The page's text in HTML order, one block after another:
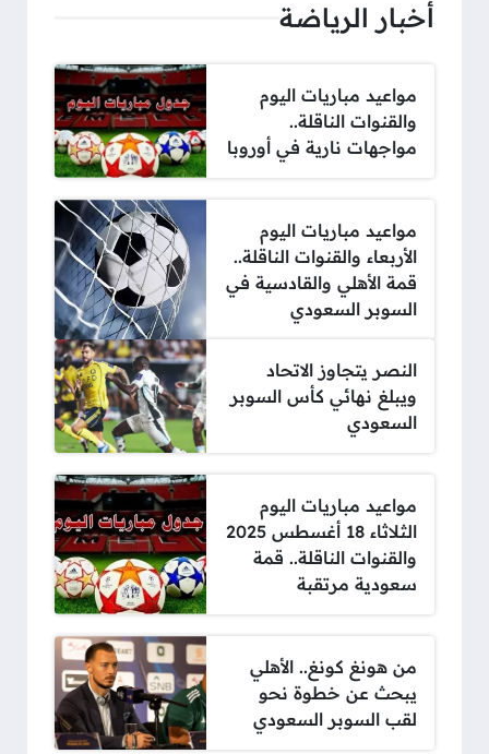
أخبار الرياضة
مواعيد مباريات اليوم
والقنوات الناقلة..
مواجهات نارية في أوروبا
مواعيد مباريات اليوم
الأربعاء والقنوات الناقلة..
قمة الأهلي والقادسية في
السوبر السعودي
النصر يتجاوز الاتحاد
ويبلغ نهائي كأس السوبر
السعودي
مواعيد مباريات اليوم
الثلاثاء 18 أغسطس 2025
والقنوات الناقلة.. قمة
سعودية مرتقبة
من هونغ كونغ.. الأهلي
يبحث عن خطوة نحو
لقب السوبر السعودي